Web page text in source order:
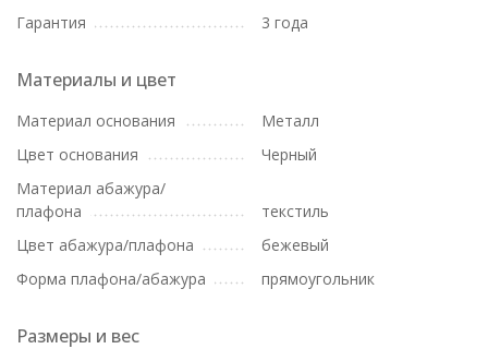
Гарантия
3 года
Материалы и цвет
Материал основания
Металл
Цвет основания
Черный
Материал абажура/
плафона
текстиль
Цвет абажура/плафона
бежевый
Форма плафона/абажура
прямоугольник
Размеры и вес